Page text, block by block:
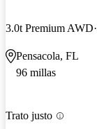
3.0t Premium AWD
Pensacola, FL
96 millas
Trato justo